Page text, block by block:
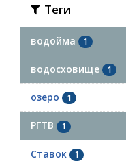
Теги
водойма 1
водосховище 1
озеро 1
РГТВ 1
Ставок 1